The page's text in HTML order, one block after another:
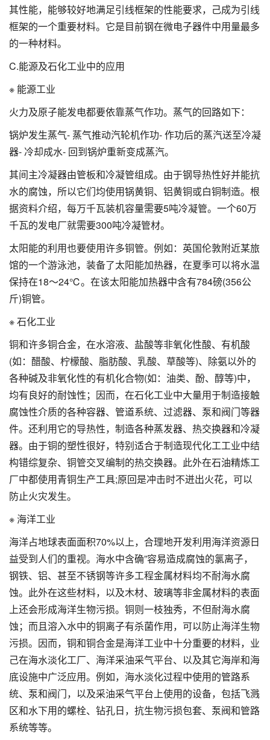
其性能，能够较好地满足引线框架的性能要求，己成为引线
框架的一个重要材料。它是目前钢在微电子器件中用量最多
的一种材料。
C.能源及石化工业中的应用
※ 能源工业
火力及原子能发电都要依靠蒸气作功。蒸气的回路如下：
锅炉发生蒸气- 蒸气推动汽轮机作功- 作功后的蒸汽送至冷凝
器- 冷却成水- 回到锅炉重新变成蒸汽。
其间主冷凝器由管板和冷凝管组成。由于钢导热性好并能抗
水的腐蚀，所以它们均使用锅黄铜、铝黄铜或白铜制造。根
据资料介绍，每万千瓦装机容量需要5吨冷凝管。一个60万
千瓦的发电厂就需要300吨冷凝管材。
太阳能的利用也要使用许多铜管。例如：英国伦敦附近某旅
馆的一个游泳池，装备了太阳能加热器，在夏季可以将水温
保持在18～24℃。在该太阳能加热器中含有784磅(356公
斤)铜管。
※ 石化工业
铜和许多铜合金，在水溶液、盐酸等非氧化性酸、有机酸
(如：醋酸、柠檬酸、脂肪酸、乳酸、草酸等)、除氨以外的
各种碱及非氧化性的有机化合物(如：油类、酚、醇等)中，
均有良好的耐蚀性；因而，在石化工业中大量用于制造接触
腐蚀性介质的各种容器、管道系统、过滤器、泵和阀门等器
件。还利用它的导热性，制造各种蒸发器、热交换器和冷凝
器。由于铜的塑性很好，特别适合于制造现代化工工业中结
构错综复杂、铜管交叉编制的热交换器。此外在石油精炼工
厂中都使用青铜生产工具;原回是冲击时不迸出火花，可以
防止火灾发生。
※ 海洋工业
海洋占地球表面面积70%以上，合理地开发利用海洋资源日
益受到人们的重视。海水中含确”容易造成腐蚀的氯离子，
钢铁、铝、甚至不锈钢等许多工程金属材料均不耐海水腐
蚀。此外在这些材料，以及木材、玻璃等非金属材料的表面
上还会形成海洋生物污损。铜则一枝独秀，不但耐海水腐
蚀；而且溶入水中的铜离子有杀菌作用，可以防止海洋生物
污损。因而，铜和铜合金是海洋工业中十分重要的材料，业
己在海水淡化工厂、海洋采油采气平台、以及其它海岸和海
底设施中广泛应用。例如，海水淡化过程中使用的管路系
统、泵和阀门，以及采油采气平台上使用的设备，包括飞溅
区和水下用的螺栓、钻孔日，抗生物污损包套、泵阀和管路
系统等等。